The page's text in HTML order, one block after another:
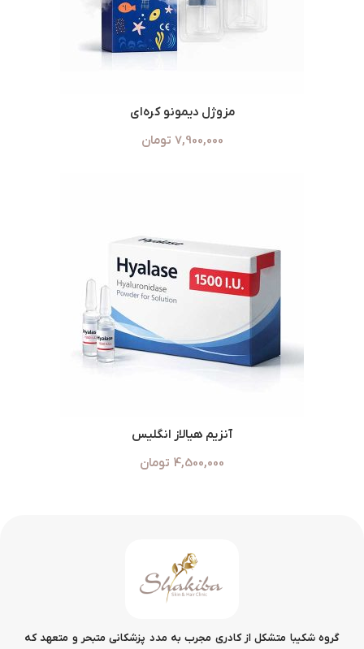
مزوژل دیمونو کره‌ای
7,900,000 تومان
آنزیم هیالاز انگلیس
4,500,000 تومان
گروه شکیبا متشکل از کادری مجرب به مدد پزشکانی متبحر و متعهد که